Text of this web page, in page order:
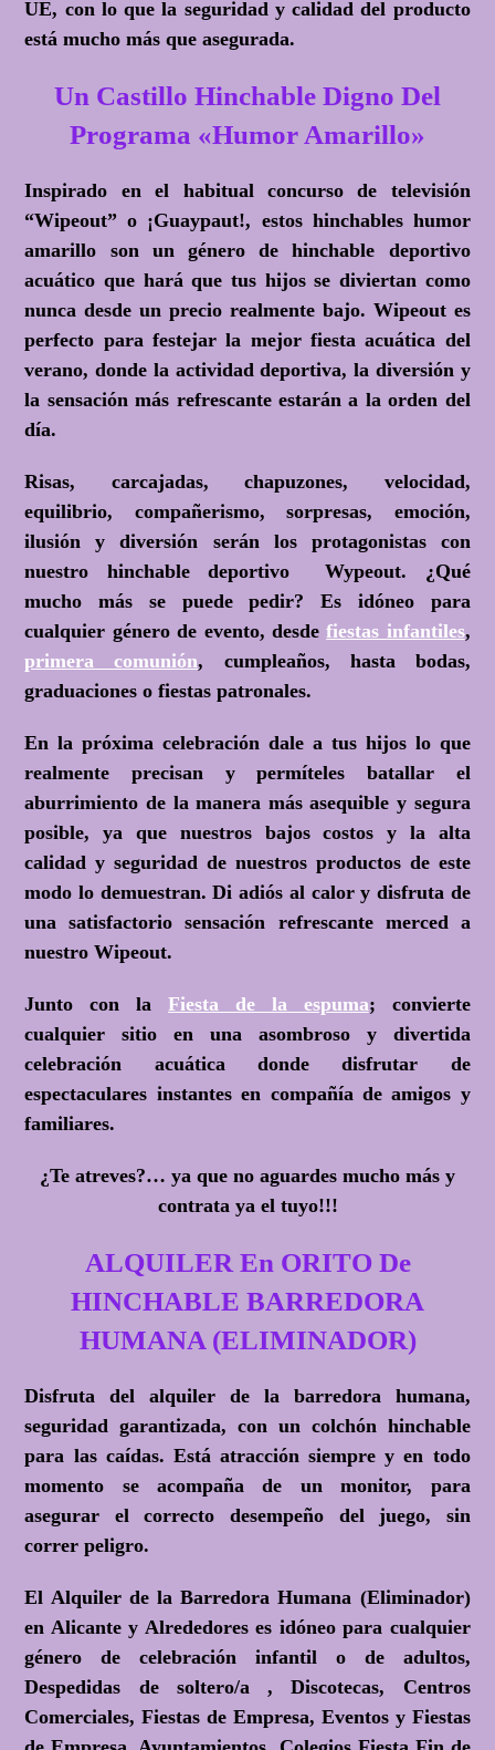
UE, con lo que la seguridad y calidad del producto
está mucho más que asegurada.
Un Castillo Hinchable Digno Del
Programa «Humor Amarillo»
Inspirado en el habitual concurso de televisión
“Wipeout” o ¡Guaypaut!, estos hinchables humor
amarillo son un género de hinchable deportivo
acuático que hará que tus hijos se diviertan como
nunca desde un precio realmente bajo. Wipeout es
perfecto para festejar la mejor fiesta acuática del
verano, donde la actividad deportiva, la diversión y
la sensación más refrescante estarán a la orden del
día.
Risas, carcajadas, chapuzones, velocidad,
equilibrio, compañerismo, sorpresas, emoción,
ilusión y diversión serán los protagonistas con
nuestro hinchable deportivo Wypeout. ¿Qué
mucho más se puede pedir? Es idóneo para
cualquier género de evento, desdefiestas infantiles,
primera comunión, cumpleaños, hasta bodas,
graduaciones o fiestas patronales.
En la próxima celebración dale a tus hijos lo que
realmente precisan y permíteles batallar el
aburrimiento de la manera más asequible y segura
posible, ya que nuestros bajos costos y la alta
calidad y seguridad de nuestros productos de este
modo lo demuestran. Di adiós al calor y disfruta de
una satisfactorio sensación refrescante merced a
nuestro Wipeout.
Junto con laFiesta de la espuma; convierte
cualquier sitio en una asombroso y divertida
celebración acuática donde disfrutar de
espectaculares instantes en compañía de amigos y
familiares.
¿Te atreves?… ya que no aguardes mucho más y
contrata ya el tuyo!!!
ALQUILER En ORITO De
HINCHABLE BARREDORA
HUMANA (ELIMINADOR)
Disfruta del alquiler de la barredora humana,
seguridad garantizada, con un colchón hinchable
para las caídas. Está atracción siempre y en todo
momento se acompaña de un monitor, para
asegurar el correcto desempeño del juego, sin
correr peligro.
El Alquiler de la Barredora Humana (Eliminador)
en Alicante y Alrededores es idóneo para cualquier
género de celebración infantil o de adultos,
Despedidas de soltero/a , Discotecas, Centros
Comerciales, Fiestas de Empresa, Eventos y Fiestas